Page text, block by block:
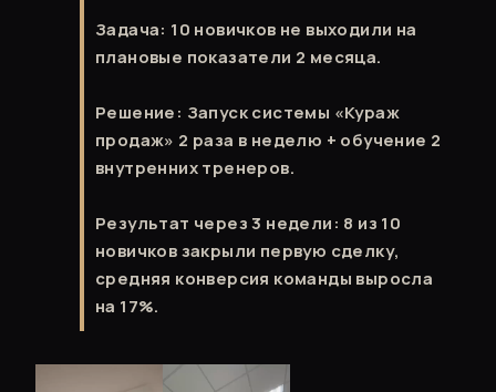
Задача: 10 новичков не выходили на
плановые показатели 2 месяца.
Решение: Запуск системы «Кураж
продаж» 2 раза в неделю + обучение 2
внутренних тренеров.
Результат через 3 недели: 8 из 10
новичков закрыли первую сделку,
средняя конверсия команды выросла
на 17%.